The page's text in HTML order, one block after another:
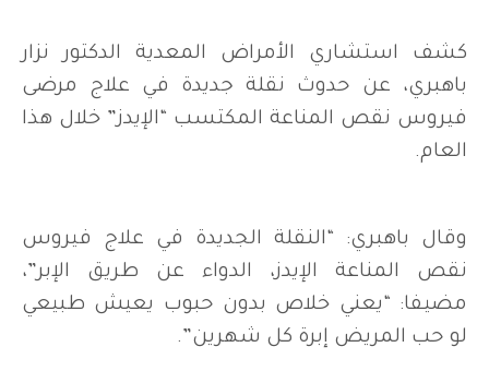
كشف استشاري الأمراض المعدية الدكتور نزار
باهبري، عن حدوث نقلة جديدة في علاج مرضى
فيروس نقص المناعة المكتسب “الإيدز” خلال هذا
العام.
وقال باهبري: “النقلة الجديدة في علاج فيروس
نقص المناعة الإيدز، الدواء عن طريق الإبر”،
مضيفا: “يعني خلاص بدون حبوب يعيش طبيعي
لو حب المريض إبرة كل شهرين”.